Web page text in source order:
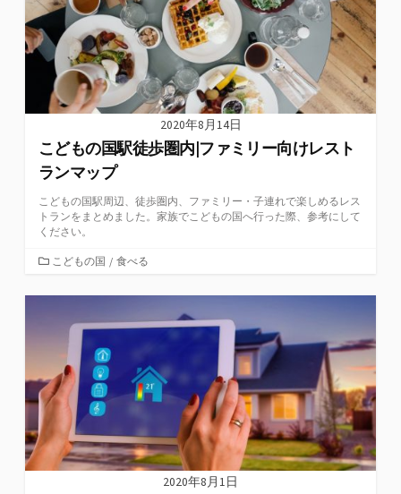
2020年8月14日
こどもの国駅徒歩圏内|ファミリー向けレスト
ランマップ
こどもの国駅周辺、徒歩圏内、ファミリー・子連れで楽しめるレス
トランをまとめました。家族でこどもの国へ行った際、参考にして
ください。
カ
ゴ
こどもの国 / 食べる
2020年8月1日